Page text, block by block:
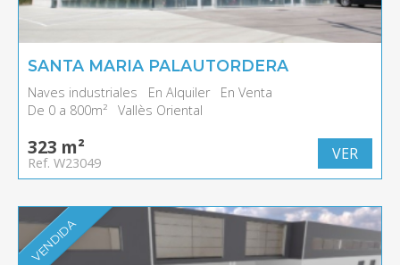
SANTA MARIA PALAUTORDERA
Naves industriales En Alquiler
En Venta
De 0 a 800m²
Vallès Oriental
323 m²
Ref. W23049 VER
VENDIDA